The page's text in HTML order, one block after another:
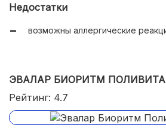
Недостатки
возможны аллергические
ЭВАЛАР БИОРИТМ
Рейтинг: 4.7